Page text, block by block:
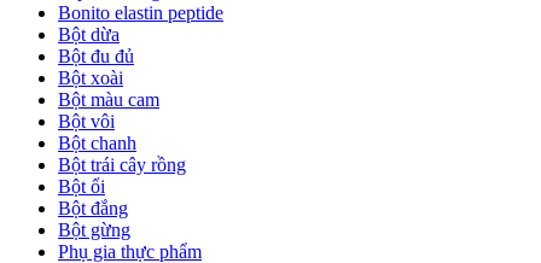
Bonito elastin peptide
Bột dừa
Bột đu đủ
Bột xoài
Bột màu cam
Bột vôi
Bột chanh
Bột trái cây rồng
Bột ổi
Bột đắng
Bột gừng
Phụ gia thực phẩm